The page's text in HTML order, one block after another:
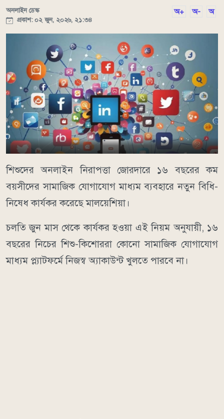
অনলাইন ডেস্ক
প্রকাশ: ০২ জুন, ২০২৬, ২১:৩৪
অ+ অ- অ
শিশুদের অনলাইন নিরাপত্তা জোরদারে ১৬ বছরের কম
বয়সীদের সামাজিক যোগাযোগ মাধ্যম ব্যবহারে নতুন বিধি-
নিষেধ কার্যকর করেছে মালয়েশিয়া।
চলতি জুন মাস থেকে কার্যকর হওয়া এই নিয়ম অনুযায়ী, ১৬
বছরের নিচের শিশু-কিশোররা কোনো সামাজিক যোগাযোগ
মাধ্যম প্ল্যাটফর্মে নিজস্ব অ্যাকাউন্ট খুলতে পারবে না।